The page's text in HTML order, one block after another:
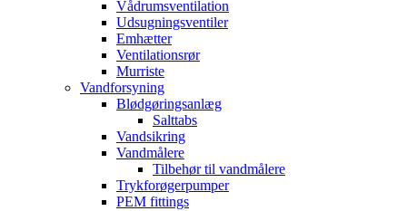
Vådrumsventilation
Udsugningsventiler
Emhætter
Ventilationsrør
Murriste
Vandforsyning
Blødgøringsanlæg
Salttabs
Vandsikring
Vandmålere
Tilbehør til vandmålere
Trykforøgerpumper
PEM fittings